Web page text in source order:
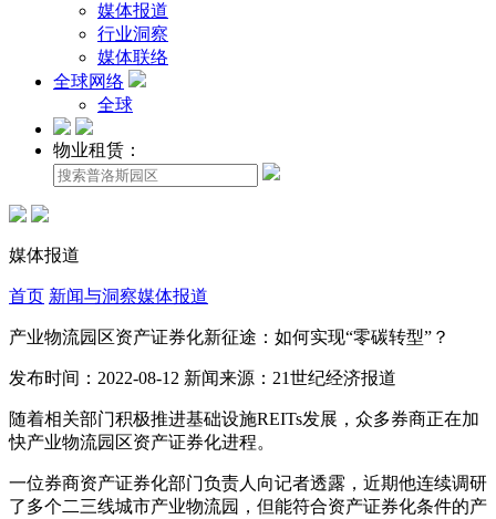
媒体报道
行业洞察
媒体联络
全球网络
全球
物业租赁：
媒体报道
首页 新闻与洞察媒体报道
产业物流园区资产证券化新征途：如何实现“零碳转型”？
发布时间：2022-08-12 新闻来源：21世纪经济报道
随着相关部门积极推进基础设施REITs发展，众多券商正在加
快产业物流园区资产证券化进程。
一位券商资产证券化部门负责人向记者透露，近期他连续调研
了多个二三线城市产业物流园，但能符合资产证券化条件的产